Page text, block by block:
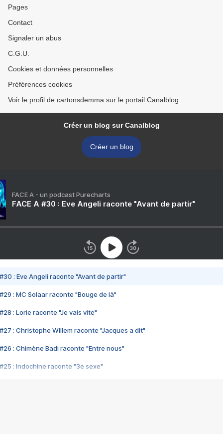
Pages
Contact
Signaler un abus
C.G.U.
Cookies et données personnelles
Préférences cookies
Voir le profil de cartonsdemma sur le portail Canalblog
Créer un blog sur Canalblog
Créer un blog
FACE A - un podcast Purecharts
FACE A #30 : Eve Angeli raconte "Avant de partir"
#30 : Eve Angeli raconte "Avant de partir"
#29 : MC Solaar raconte "Bouge de là"
#28 : Lorie raconte "Je vais vite"
#27 : Christophe Willem raconte "Jacques a dit"
#26 : Chimène Badi raconte "Entre nous"
#25 : Indochine raconte "3e sexe"